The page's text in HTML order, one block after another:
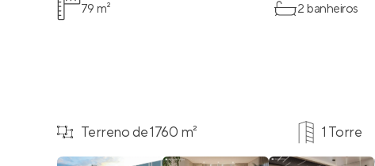
79 m² 2 banheiros
Terreno de 1760 m² 1 Torre